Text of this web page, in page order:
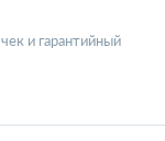
и гарантийный